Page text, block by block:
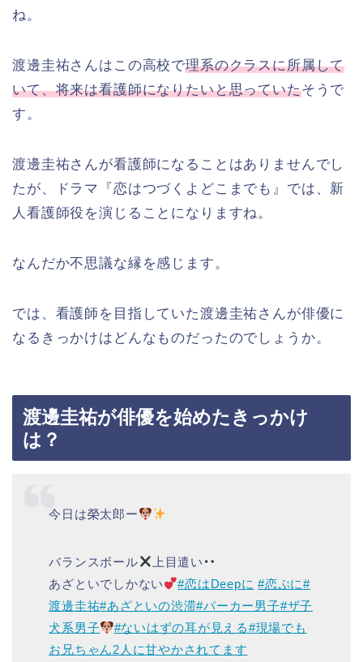
ね。
渡邊圭祐さんはこの高校で理系のクラスに所属して
いて、将来は看護師になりたいと思っていたそうで
す。
渡邊圭祐さんが看護師になることはありませんでし
たが、ドラマ『恋はつづくよどこまでも』では、新
人看護師役を演じることになりますね。
なんだか不思議な縁を感じます。
では、看護師を目指していた渡邊圭祐さんが俳優に
なるきっかけはどんなものだったのでしょうか。
渡邊圭祐が俳優を始めたきっかけ
は？
今日は榮太郎ー
バランスボール
上目遣い
あざといでしかない
#恋はDeepに #恋ぷに#
渡邊圭祐#あざといの渋滞#パーカー男子#ザ子
犬系男子
#ないはずの耳が見える#現場でも
お兄ちゃん2人に甘やかされてます